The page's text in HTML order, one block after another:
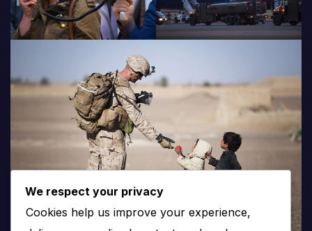
We respect your privacy
Cookies help us improve your experience,